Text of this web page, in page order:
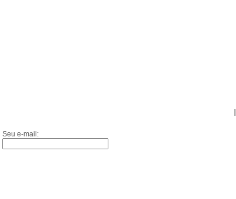
Seu e-mail: